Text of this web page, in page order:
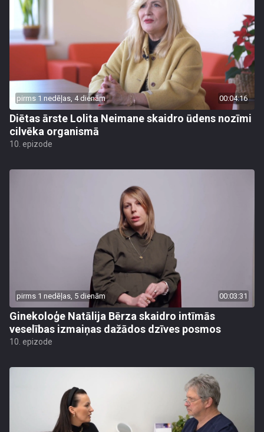
pirms 1 nedēļas, 4 dienām 00:04:16
Diētas ārste Lolita Neimane skaidro ūdens nozīmi
cilvēka organismā
10. epizode
pirms 1 nedēļas, 5 dienām 00:03:31
Ginekoloģe Natālija Bērza skaidro intīmās
veselības izmaiņas dažādos dzīves posmos
10. epizode